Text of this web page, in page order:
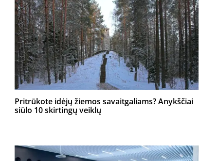
Pritrūkote idėjų žiemos savaitgaliams? Anykščiai
siūlo 10 skirtingų veiklų